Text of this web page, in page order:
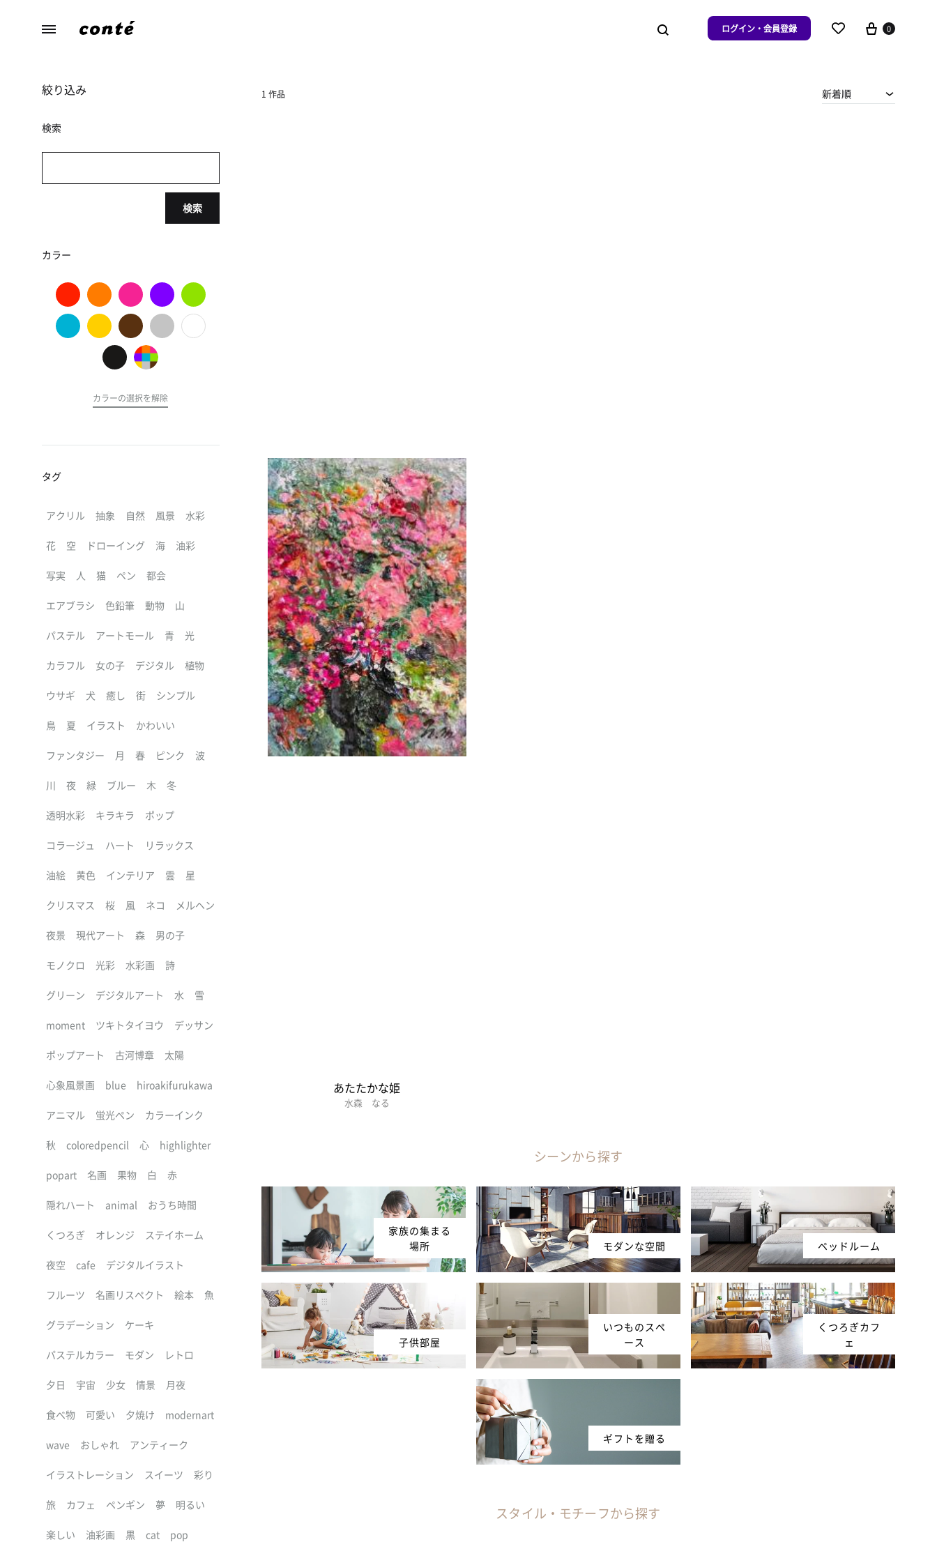
ら
た
の
ログイン・会員登録 0
1 作品 新着順
あたたかな姫
水森 なる
シーンから探す
家族の集まる
場所
モダンな空間 ベッドルーム
子供部屋
いつものスペ
ース
くつろぎカフ
ェ
ギフトを贈る
スタイル・モチーフから探す
絞り込み
検索
検索
カラー
カラーの選択を解除
タグ
アクリル 抽象 自然 風景 水彩
花 空 ドローイング 海 油彩
写実 人 猫 ペン 都会
エアブラシ 色鉛筆 動物 山
パステル アートモール 青 光
カラフル 女の子 デジタル 植物
ウサギ 犬 癒し 街 シンプル
鳥 夏 イラスト かわいい
ファンタジー 月 春 ピンク 波
川 夜 緑 ブルー 木 冬
透明水彩 キラキラ ポップ
コラージュ ハート リラックス
油絵 黄色 インテリア 雲 星
クリスマス 桜 風 ネコ メルヘン
夜景 現代アート 森 男の子
モノクロ 光彩 水彩画 詩
グリーン デジタルアート 水 雪
moment ツキトタイヨウ デッサン
ポップアート 古河博章 太陽
心象風景画 blue hiroakifurukawa
アニマル 蛍光ペン カラーインク
秋 coloredpencil 心 highlighter
popart 名画 果物 白 赤
隠れハート animal おうち時間
くつろぎ オレンジ ステイホーム
夜空 cafe デジタルイラスト
フルーツ 名画リスペクト 絵本 魚
グラデーション ケーキ
パステルカラー モダン レトロ
夕日 宇宙 少女 情景 月夜
食べ物 可愛い 夕焼け modernart
wave おしゃれ アンティーク
イラストレーション スイーツ 彩り
旅 カフェ ペンギン 夢 明るい
楽しい 油彩画 黒 cat pop